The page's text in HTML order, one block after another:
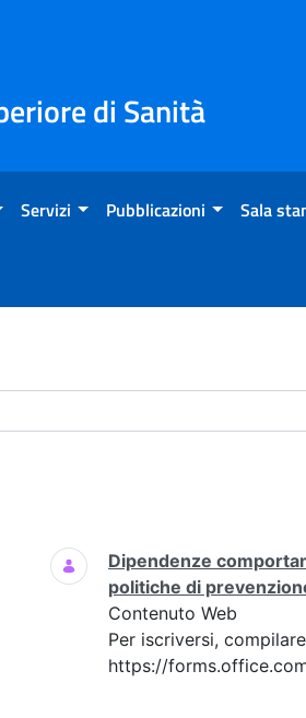
di Sanità
Servizi Pubblicazioni Sala
- Archivio
Ricerca
Dipendenze
politiche di
Contenuto Web
Per iscriversi,
https://